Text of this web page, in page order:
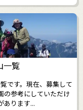
一覧
です。現在、募集して
の参考にしていただけ
あります...